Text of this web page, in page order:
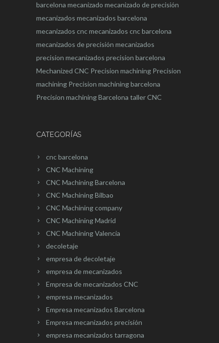
barcelona mecanizado mecanizado de precisión
mecanizados mecanizados barcelona
mecanizados cncmecanizados cnc barcelona
mecanizados de precisión mecanizados
precision mecanizados precision barcelona
Mechanized CNC Precision machining Precision
machining Precision machining barcelona
Precision machining Barcelona taller CNC
CATEGORÍAS
cnc barcelona
CNC Machining
CNC Machining Barcelona
CNC Machining Bilbao
CNC Machining company
CNC Machining Madrid
CNC Machining Valencia
decoletaje
empresa de decoletaje
empresa de mecanizados
Empresa de mecanizados CNC
empresa mecanizados
Empresa mecanizados Barcelona
Empresa mecanizados precisión
empresa mecanizados tarragona